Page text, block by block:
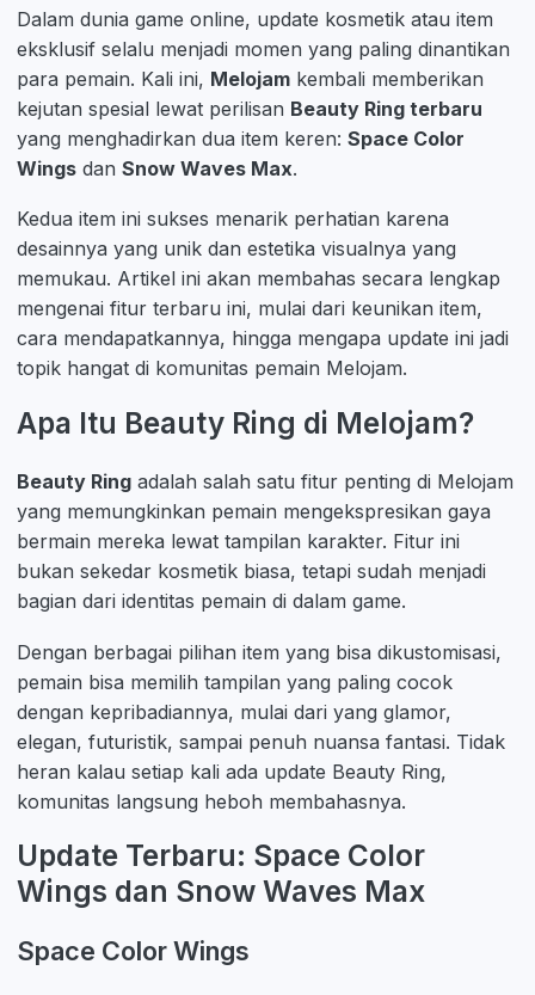
Dalam dunia game online, update kosmetik atau item
eksklusif selalu menjadi momen yang paling dinantikan
para pemain. Kali ini, Melojam kembali memberikan
kejutan spesial lewat perilisan Beauty Ring terbaru
yang menghadirkan dua item keren: Space Color
Wings dan Snow Waves Max.
Kedua item ini sukses menarik perhatian karena
desainnya yang unik dan estetika visualnya yang
memukau. Artikel ini akan membahas secara lengkap
mengenai fitur terbaru ini, mulai dari keunikan item,
cara mendapatkannya, hingga mengapa update ini jadi
topik hangat di komunitas pemain Melojam.
Apa Itu Beauty Ring di Melojam?
Beauty Ring adalah salah satu fitur penting di Melojam
yang memungkinkan pemain mengekspresikan gaya
bermain mereka lewat tampilan karakter. Fitur ini
bukan sekedar kosmetik biasa, tetapi sudah menjadi
bagian dari identitas pemain di dalam game.
Dengan berbagai pilihan item yang bisa dikustomisasi,
pemain bisa memilih tampilan yang paling cocok
dengan kepribadiannya, mulai dari yang glamor,
elegan, futuristik, sampai penuh nuansa fantasi. Tidak
heran kalau setiap kali ada update Beauty Ring,
komunitas langsung heboh membahasnya.
Update Terbaru: Space Color
Wings dan Snow Waves Max
Space Color Wings